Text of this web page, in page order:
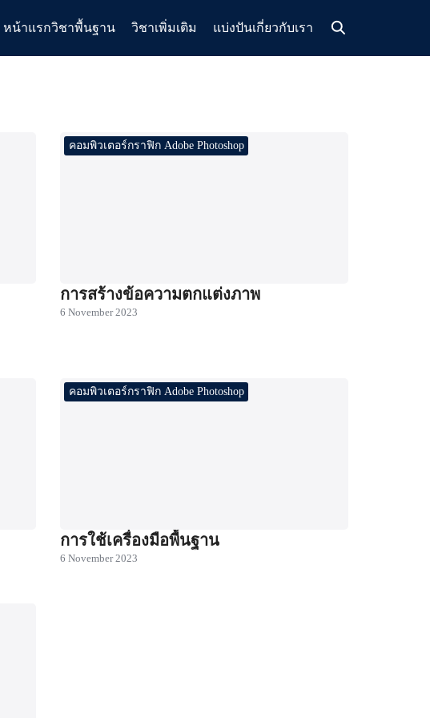
หน้าแรกวิชาพื้นฐาน วิชาเพิ่มเติม แบ่งปันเกี่ยวกับเรา
คอมพิวเตอร์กราฟิก Adobe Photoshop
การสร้างข้อความตกแต่งภาพ
6 November 2023
คอมพิวเตอร์กราฟิก Adobe Photoshop
การใช้เครื่องมือพื้นฐาน
6 November 2023